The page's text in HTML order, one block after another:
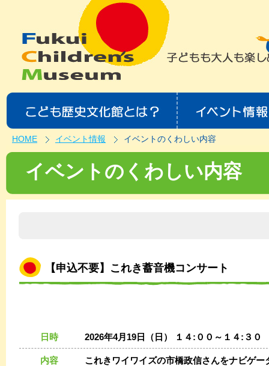
HOME イベント情報 イベントのくわしい内容
イベントのくわしい内容
【申込不要】これき蓄音機コンサート
日時 2026年4月19日（日） １４:００～１４:３０
内容
これきワイワイズの市橋政信さんをナビゲ